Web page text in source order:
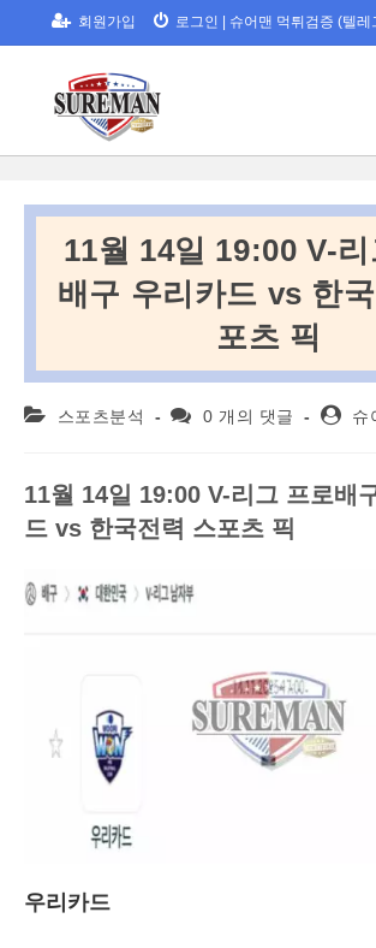
to
회원가입 로그인 슈어맨 먹튀검증 (텔
11월 14일 19:00 V-
배구 우리카드 vs 한
포츠 픽
Post 스포츠분석
Post0 개의 댓글
Post슈
11월 14일 19:00 V-리그 프로배
드 vs 한국전력 스포츠 픽
우리카드